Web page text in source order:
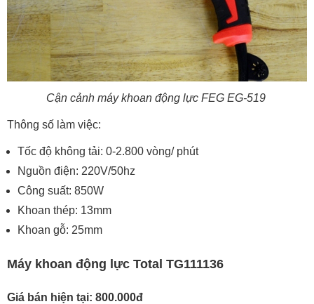
Cận cảnh máy khoan động lực FEG EG-519
Thông số làm việc:
Tốc độ không tải: 0-2.800 vòng/ phút
Nguồn điện: 220V/50hz
Công suất: 850W
Khoan thép: 13mm
Khoan gỗ: 25mm
Máy khoan động lực Total TG111136
Giá bán hiện tại: 800.000đ